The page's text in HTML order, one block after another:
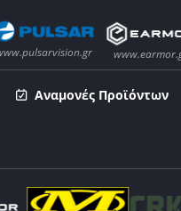
Αναμονές Προϊόντων